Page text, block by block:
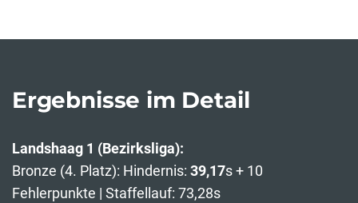
Ergebnisse im Detail
Landshaag 1 (Bezirksliga):
Bronze (4. Platz): Hindernis: 39,17s + 10
Fehlerpunkte | Staffellauf: 73,28s